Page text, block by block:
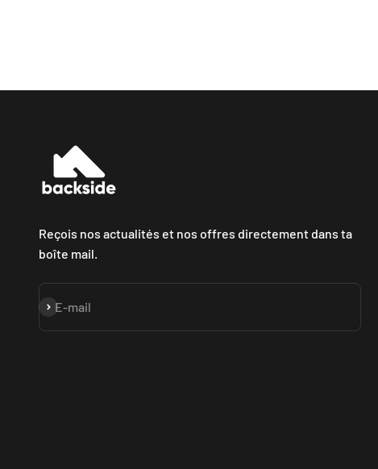
Reçois nos actualités et nos offres directement dans ta
boîte mail.
E-mail
S'inscrire